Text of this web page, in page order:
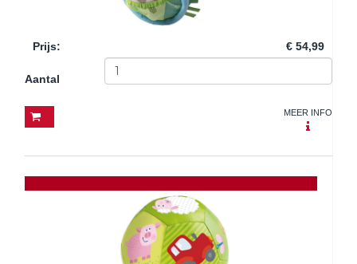
Prijs: € 54,99
Aantal
MEER INFO